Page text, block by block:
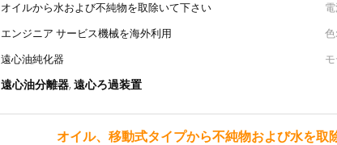
オイルから水および不純物を取除いて下さい
エンジニア サービス機械を海外利用 色:
遠心油純化器
遠心油分離器, 遠心ろ過装置
オイル、移動式タイプから不純物および水を